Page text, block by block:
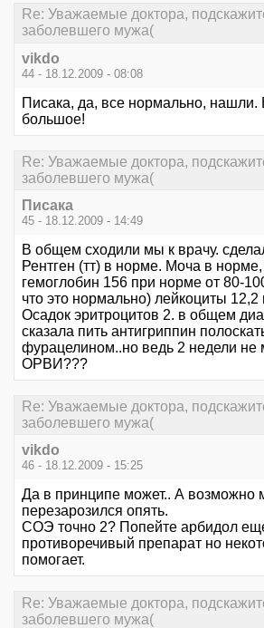
Re: Уважаемые доктора,
заболевшего мужа(
vikdo
44 - 18.12.2009 - 08:08
Писака, да, все нормально, нашли.
большое!
Re: Уважаемые доктора,
заболевшего мужа(
Писака
45 - 18.12.2009 - 14:49
В общем сходили мы к врачу.
Рентген (тт) в норме. Моча в норме,
гемоглобин 156 при норме от 80-
что это нормально) лейкоциты
Осадок эритроцитов 2. в общем
сказала пить антигриппин
фурацелином..но ведь 2 недели не
ОРВИ???
Re: Уважаемые доктора,
заболевшего мужа(
vikdo
46 - 18.12.2009 - 15:25
Да в принципе может.. А возможно
перезарозился опять.
СОЭ точно 2? Попейте арбидол
противоречивый препарат но
помогает.
Re: Уважаемые доктора,
заболевшего мужа(